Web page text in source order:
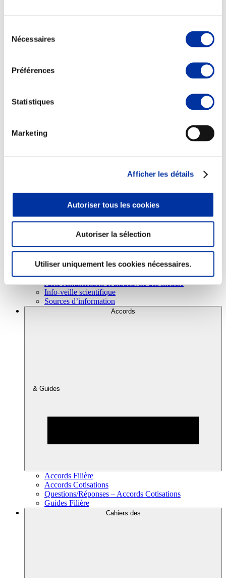
Nécessaires
Préférences
Statistiques
Marketing
Afficher les détails
Autoriser tous les cookies
Autoriser la sélection
Utiliser uniquement les cookies nécessaires.
Sécurité sanitaire
Viandes et santé
Juste rémunération et attractivité des métiers
Info-veille scientifique
Sources d’information
Accords
& Guides
Accords Filière
Accords Cotisations
Questions/Réponses – Accords Cotisations
Guides Filière
Cahiers des